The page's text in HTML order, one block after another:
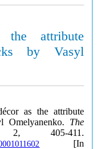
the attribute
by Vasyl
as the attribute
Omelyanenko. The
405-411.
[In